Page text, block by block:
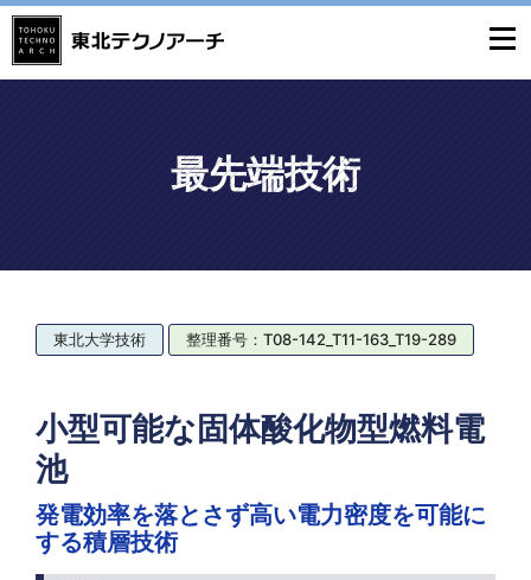
最先端技術
東北大学技術 整理番号：T08-142_T11-163_T19-289
小型可能な固体酸化物型燃料電
池
発電効率を落とさず高い電力密度を可能に
する積層技術